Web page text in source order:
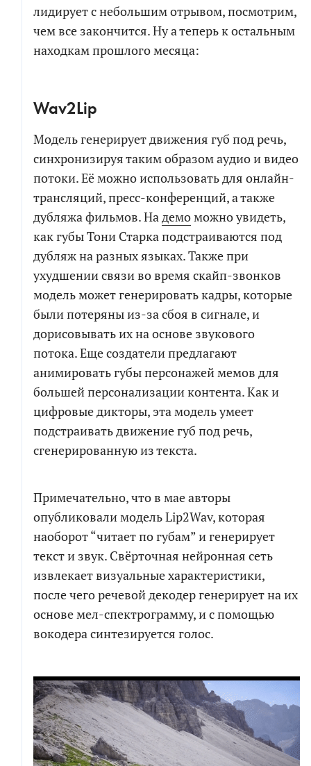
лидирует с небольшим отрывом, посмотрим,
чем все закончится. Ну а теперь к остальным
находкам прошлого месяца:
Wav2Lip
Модель генерирует движения губ под речь,
синхронизируя таким образом аудио и видео
потоки. Её можно использовать для онлайн-
трансляций, пресс-конференций, а также
дубляжа фильмов. Надемоможно увидеть,
как губы Тони Старка подстраиваются под
дубляж на разных языках. Также при
ухудшении связи во время скайп-звонков
модель может генерировать кадры, которые
были потеряны из-за сбоя в сигнале, и
дорисовывать их на основе звукового
потока. Еще создатели предлагают
анимировать губы персонажей мемов для
большей персонализации контента. Как и
цифровые дикторы, эта модель умеет
подстраивать движение губ под речь,
сгенерированную из текста.
Примечательно, что в мае авторы
опубликовали модель Lip2Wav, которая
наоборот “читает по губам” и генерирует
текст и звук. Свёрточная нейронная сеть
извлекает визуальные характеристики,
после чего речевой декодер генерирует на их
основе мел-спектрограмму, и с помощью
вокодера синтезируется голос.
РАСЧЕТ СМЕТЫ
Рассчитаем детальную смету и расскажем о
возможных рисках проекта
Как
к
вам
обращаться
Чтобы не беспокоить вас звонками, мы
напишем в мессенджер для выбора
удобного канала связи
Электронная
почта
Новый проект Развитие проекта
про
свою
задачу
ПОЧТИ ГОТОВО!
Мы собрали сводный документ, который поможет
сориентироваться в долгой переписке, с
возможностью посмотреть диалоги и результаты
генерации кода по отдельным компонентам.
обращаться
Телефон
Электронная
почта
СКАЧАТЬ
данных в соответствии сполитикой обработки
персональных данных
Я согласен на получение информационных и
рекламных сообщений